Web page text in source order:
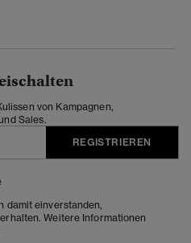
von Kampagnen,
Sales.
REGISTRIEREN
damit einverstanden,
Weitere Informationen